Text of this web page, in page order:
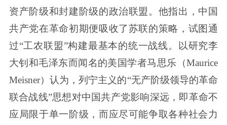
资产阶级和封建阶级的政治联盟。他指出，中国
共产党在革命初期便吸收了苏联的策略，试图通
过“工农联盟”构建最基本的统一战线。以研究李
大钊和毛泽东而闻名的美国学者马思乐（Maurice
Meisner）认为，列宁主义的“无产阶级领导的革命
联合战线”思想对中国共产党影响深远，即革命不
应局限于单一阶级，而应尽可能争取各种社会力